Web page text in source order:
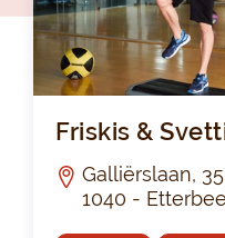
Friskis &
Galliërslaan, 35
1040 -